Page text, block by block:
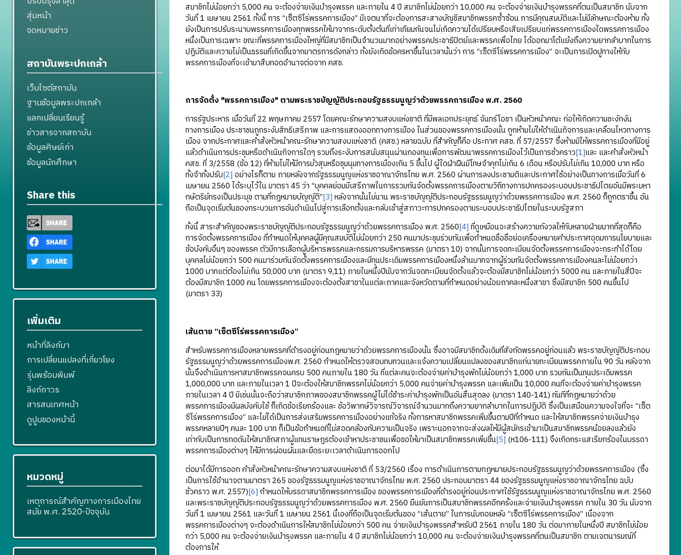
สมาชิกไม่น้อยกว่า 5,000 คน จะต้องจ่ายเงินบำรุงพรรค และภายใน 4 ปี สมาชิกไม่น้อยกว่า 10,000 คน จะต้องจ่ายเงินบำรุงพรรคที่ตนเป็นสมาชิก นับจาก
วันที่ 1 เมษายน 2561 ทั้งนี้ การ “เซ็ตซีโร่พรรคการเมือง” มีเจตนาที่จะต้องการสะสางบัญชีสมาชิกพรรคซ้ำซ้อน การมีคุณสมบัติและไม่มีลักษณะต้องห้าม ทั้ง
ยังเป็นการปรับระนาบพรรคการเมืองทุกพรรคให้มาจากระดับตั้งต้นที่เท่าเทียมกันจนไม่เกิดความได้เปรียบหรือเสียเปรียบแก่พรรคการเมืองใดพรรคการเมือง
หนึ่งเป็นการเฉพาะ ขณะที่พรรคการเมืองใหญ่ที่มีสมาชิกเป็นจำนวนมากอย่างพรรคประชาธิปัตย์และพรรคเพื่อไทย ได้ออกมาโต้แย้งถึงความยากลำบากในการ
ปฏิบัติและความไม่เป็นธรรมที่เกิดขึ้นจากมาตรการดังกล่าว ทั้งยังเกิดข้อครหาขึ้นในเวลานั้นว่า การ “เซ็ตซีโร่พรรคการเมือง” จะเป็นการเปิดปูทางให้กับ
พรรคการเมืองที่จะเข้ามาสืบทอดอำนาจต่อจาก คสช.
การจัดตั้ง "พรรคการเมือง" ตามพระราชบัญญัติประกอบรัฐธรรมนูญว่าด้วยพรรคการเมือง พ.ศ. 2560
การรัฐประหาร เมื่อวันที่ 22 พฤษภาคม 2557 โดยคณะรักษาความสงบแห่งชาติ ที่มีพลเอกประยุทธ์ จันทร์โอชา เป็นหัวหน้าคณะ ก่อให้เกิดความชะงักงัน
ทางการเมือง ประชาชนถูกระงับสิทธิเสรีภาพ และการแสดงออกทางการเมือง ในส่วนของพรรคการเมืองนั้น ถูกห้ามไม่ให้ดำเนินกิจการและเคลื่อนไหวทางการ
เมือง จากประกาศและคำสั่งหัวหน้าคณะรักษาความสงบแห่งชาติ (คสช.) หลายฉบับ ที่สำคัญก็คือ ประกาศ คสช. ที่ 57/2557 ซึ่งห้ามมิให้พรรคการเมืองที่มีอยู่
แล้วดำเนินการประชุมหรือดำเนินกิจการใดๆ รวมถึงระงับการสนับสนุนผ่านกองทุนเพื่อการพัฒนาพรรคการเมืองไว้เป็นการชั่วคราว[1]และ และคำสั่งหัวหน้า
คสช. ที่ 3/2558 (ข้อ 12) ที่ห้ามไม่ให้มีการมั่วสุมหรือชุมนุมทางการเมืองเกิน 5 ขึ้นไป ผู้ใดฝ่าฝืนมีโทษจำคุกไม่เกิน 6 เดือน หรือปรับไม่เกิน 10,000 บาท หรือ
ทั้งจำทั้งปรับ[2] อย่างไรก็ตาม ภายหลังจากรัฐธรรมนูญแห่งราชอาณาจักรไทย พ.ศ. 2560 ผ่านการลงประชามติและประกาศใช้อย่างเป็นทางการเมื่อวันที่ 6
เมษายน 2560 ได้ระบุไว้ใน มาตรา 45 ว่า “บุคคลย่อมมีเสรีภาพในการรวมกันจัดตั้งพรรคการเมืองตามวิถีทางการปกครองระบอบประชาธิปไตยอันมีพระมหา
กษัตริย์ทรงเป็นประมุข ตามที่กฎหมายบัญญัติ”[3] หลังจากนั้นไม่นาน พระราชบัญญัติประกอบรัฐธรรมนูญว่าด้วยพรรคการเมือง พ.ศ. 2560 ก็ถูกตราขึ้น อัน
ถือเป็นจุดเริ่มต้นของกระบวนการอันดำเนินไปสู่การเลือกตั้งและกลับเข้าสู่สภาวะการปกครองตามระบอบประชาธิปไตยในระบบรัฐสภา
ทั้งนี้ สาระสำคัญของพระราชบัญญัติประกอบรัฐธรรมนูญว่าด้วยพรรคการเมือง พ.ศ. 2560[4] ที่ดูเหมือนจะสร้างความกังวลให้กับหลายฝ่ายมากที่สุดก็คือ
การจัดตั้งพรรคการเมือง ที่กำหนดให้บุคคลผู้มีคุณสมบัติไม่น้อยกว่า 250 คนมาประชุมร่วมกันเพื่อกำหนดชื่อชื่อย่อเครื่องหมายคำประกาศอุดมการนโยบายและ
ข้อบังคับอื่นๆ ของพรรค ตัวมีการเลือกผู้บริหารพรรคและกรรมการบริหารพรรค (มาตรา 10) จากนั้นการจดทะเบียนจัดตั้งพรรคการเมืองจะกระทำได้โดย
บุคคลไม่น้อยกว่า 500 คนมาร่วมกันจัดตั้งพรรคการเมืองและมีทุนประเดิมพรรคการเมืองหนึ่งล้านบาทจากผู้ร่วมกันจัดตั้งพรรคการเมืองคนละไม่น้อยกว่า
1000 บาทแต่ต้องไม่เกิน 50,000 บาท (มาตรา 9,11) ภายในหนึ่งปีนับจากวันจดทะเบียนจัดตั้งแล้วจะต้องมีสมาชิกไม่น้อยกว่า 5000 คน และภายในสี่ปีจะ
ต้องมีสมาชิก 1000 คน โดยพรรคการเมืองจะต้องตั้งสาขาในแต่ละภาคและจังหวัดตามที่กำหนดอย่างน้อยภาคละหนึ่งสาขา ซึ่งมีสมาชิก 500 คนขึ้นไป
(มาตรา 33)
เส้นตาย “เซ็ตซีโร่พรรคการเมือง”
สำหรับพรรคการเมืองหลายพรรคที่ดำรงอยู่ก่อนกฎหมายว่าด้วยพรรคการเมืองนั้น ซึ่งอาจมีสมาชิกดั้งเดิมที่สังกัดพรรคอยู่ก่อนแล้ว พระราชบัญญัติประกอบ
รัฐธรรมนูญว่าด้วยพรรคการเมืองพ.ศ. 2560 กำหนดให้ตรวจสอบทบทวนและแจ้งความเปลี่ยนแปลงของสมาชิกแก่นายทะเบียนพรรคภายใน 90 วัน หลังจาก
นั้นจึงดำเนินการหาสมาชิกพรรคจนครบ 500 คนภายใน 180 วัน ที่แต่ละคนจะต้องจ่ายค่าบำรุงพักไม่น้อยกว่า 1,000 บาท รวมกันเป็นทุนประเดิมพรรค
1,000,000 บาท และภายในเวลา 1 ปีจะต้องให้สมาชิกพรรคไม่น้อยกว่า 5,000 คนจ่ายค่าบำรุงพรรค และเพิ่มเป็น 10,000 คนที่จะต้องจ่ายค่าบำรุงพรรค
ภายในเวลา 4 ปี มิเช่นนั้นจะถือว่าสมาชิกภาพของสมาชิกพรรคผู้ไม่ได้ชำระค่าบำรุงพักเป็นอันสิ้นสุดลง (มาตรา 140-141) ทันทีที่กฎหมายว่าด้วย
พรรคการเมืองมีผลบังคับใช้ ก็เกิดข้อเรียกร้องและ ข้อวิพากษ์วิจารณ์วิจารณ์จำนวนมากถึงความยากลำบากในการปฏิบัติ ซึ่งเป็นเสมือนความจงใจที่จะ “เซ็ต
ซีโร่พรรคการเมือง” และไม่ได้เป็นการส่งเสริมพรรคการเมืองอย่างแท้จริง ทั้งการหาสมาชิกพรรคเพิ่มขึ้นตามปีที่กำหนด และให้สมาชิกพรรคจ่ายเงินบำรุง
พรรคหลายปีๆ คนละ 100 บาท ก็เป็นข้อกำหนดที่ไม่สอดคล้องกับความเป็นจริง เพราะนอกจากจะส่งผลให้มีผู้สมัครเข้ามาเป็นสมาชิกพรรคน้อยลงแล้วยัง
เท่ากับเป็นการกดดันให้สมาชิกสภาผู้แทนราษฎรต้องเข้าหาประชาชนเพื่อขอให้มาเป็นสมาชิกพรรคเพิ่มขึ้น[5] (ห106-111) จึงเกิดกระแสเรียกร้องในบรรดา
พรรคการเมืองต่างๆ ให้มีการผ่อนผันและยืดระยะเวลาดำเนินการออกไป
ต่อมาได้มีการออก คำสั่งหัวหน้าคณะรักษาความสงบแห่งชาติ ที่ 53/2560 เรื่อง การดำเนินการตามกฎหมายประกอบรัฐธรรมนูญว่าด้วยพรรคการเมือง (ซึ่ง
เป็นการใช้อำนาจตามมาตรา 265 ของรัฐธรรมนูญแห่งราชอาณาจักรไทย พ.ศ. 2560 ประกอบมาตรา 44 ของรัฐธรรมนูญแห่งราชอาณาจักรไทย ฉบับ
ชั่วคราว พ.ศ. 2557)[6] กำหนดให้บรรดาสมาชิกพรรคการเมือง ของพรรคการเมืองที่ดำรงอยู่ก่อนประกาศใช้รัฐธรรมนูญแห่งราชอาณาจักรไทย พ.ศ. 2560
และพระราชบัญญัติประกอบรัฐธรรมนูญว่าด้วยพรรคการเมือง พ.ศ. 2560 ยืนยันการเป็นสมาชิกพรรคอีกครั้งและจ่ายเงินบำรุงพรรค ภายใน 30 วัน นับจาก
วันที่ 1 เมษายน 2561 และวันที่ 1 เมษายน 2561 นี้เองที่ถือเป็นจุดเริ่มต้นของ “เส้นตาย” ในการนับถอยหลัง “เซ็ตซีโร่พรรคการเมือง” เนื่องจาก
พรรคการเมืองต่างๆ จะต้องดำเนินการให้สมาชิกไม่น้อยกว่า 500 คน จ่ายเงินบำรุงพรรคสำหรับปี 2561 ภายใน 180 วัน ต่อมาภายในหนึ่งปี สมาชิกไม่น้อย
กว่า 5,000 คน จะต้องจ่ายเงินบำรุงพรรค และภายใน 4 ปี สมาชิกไม่น้อยกว่า 10,000 คน จะต้องจ่ายเงินบำรุงพรรคที่ตนเป็นสมาชิก ตามเจตนารมณ์ที่
ต้องการให้
สุ่มหน้า
จดหมายข่าว
สถาบันพระปกเกล้า
เว็บไซต์สถาบัน
ฐานข้อมูลพระปกเกล้า
แลกเปลี่ยนเรียนรู้
ข่าวสารจากสถาบัน
ข้อมูลศิษย์เก่า
ข้อมูลนักศึกษา
Share this
เพิ่มเติม
หน้าที่ลิงก์มา
การเปลี่ยนแปลงที่เกี่ยวโยง
รุ่นพร้อมพิมพ์
ลิงก์ถาวร
สารสนเทศหน้า
ดูปูมของหน้านี้
หมวดหมู่
เหตุการณ์สำคัญทางการเมืองไทย
สมัย พ.ศ. 2520-ปัจจุบัน